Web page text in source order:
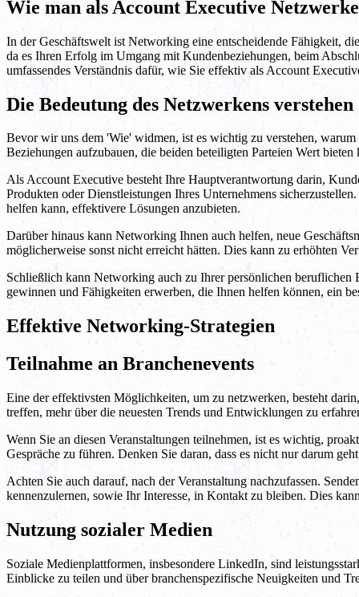
Wie man als Account Executive
In der Geschäftswelt ist Networking eine entscheidende Fähigkeit,
da es Ihren Erfolg im Umgang mit Kundenbeziehungen, beim
umfassendes Verständnis dafür, wie Sie effektiv als Account
Die Bedeutung des Netzwerkens verstehen
Bevor wir uns dem 'Wie' widmen, ist es wichtig zu verstehen,
Beziehungen aufzubauen, die beiden beteiligten Parteien Wert bieten
Als Account Executive besteht Ihre Hauptverantwortung darin,
Produkten oder Dienstleistungen Ihres Unternehmens
helfen kann, effektivere Lösungen anzubieten.
Darüber hinaus kann Networking Ihnen auch helfen, neue
möglicherweise sonst nicht erreicht hätten. Dies kann zu erhöhten
Schließlich kann Networking auch zu Ihrer persönlichen beruflichen
gewinnen und Fähigkeiten erwerben, die Ihnen helfen können, ein
Effektive Networking-Strategien
Teilnahme an Branchenevents
Eine der effektivsten Möglichkeiten, um zu netzwerken, besteht
treffen, mehr über die neuesten Trends und Entwicklungen zu
Wenn Sie an diesen Veranstaltungen teilnehmen, ist es wichtig,
Gespräche zu führen. Denken Sie daran, dass es nicht nur darum
Achten Sie auch darauf, nach der Veranstaltung nachzufassen.
kennenzulernen, sowie Ihr Interesse, in Kontakt zu bleiben. Dies
Nutzung sozialer Medien
Soziale Medienplattformen, insbesondere LinkedIn, sind
Einblicke zu teilen und über branchenspezifische Neuigkeiten und